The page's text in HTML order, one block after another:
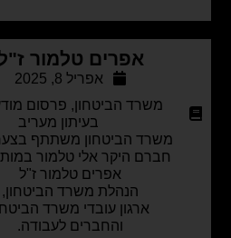
אפרים טלמור ז"ל
אפריל 8, 2025
משרד הביטחון ,פרסום מודעת אבל
בעיתון מעריב
משרד הביטחון משתתף בצערו של
חברם היקר אלי טלמור במות האב
אפרים טלמור ז"ל
הנהלת משרד הביטחון,
ארגון עובדי משרד הביטחון
והחברים לעבודה.